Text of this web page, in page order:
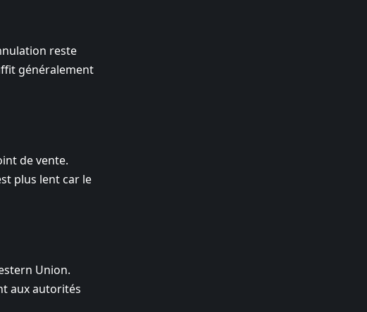
reste
généralement
de vente.
plus lent car le
Union.
aux autorités